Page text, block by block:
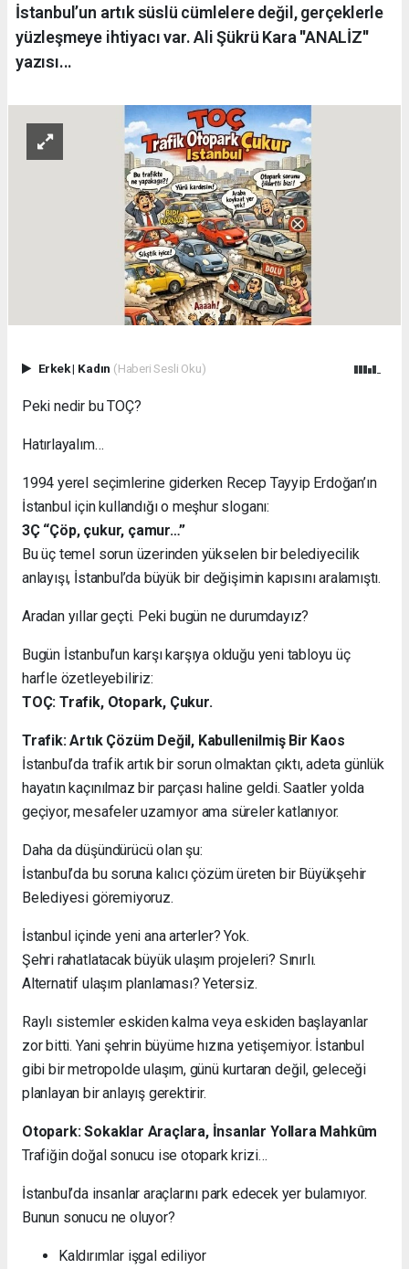
İstanbul’un artık süslü cümlelere değil, gerçeklerle
yüzleşmeye ihtiyacı var. Ali Şükrü Kara ''ANALİZ''
yazısı...
Erkek| Kadın (Haberi Sesli Oku)
Peki nedir bu TOÇ?
Hatırlayalım…
1994 yerel seçimlerine giderken Recep Tayyip Erdoğan’ın
İstanbul için kullandığı o meşhur sloganı:
3Ç “Çöp, çukur, çamur…”
Bu üç temel sorun üzerinden yükselen bir belediyecilik
anlayışı, İstanbul’da büyük bir değişimin kapısını aralamıştı.
Aradan yıllar geçti. Peki bugün ne durumdayız?
Bugün İstanbul’un karşı karşıya olduğu yeni tabloyu üç
harfle özetleyebiliriz:
TOÇ: Trafik, Otopark, Çukur.
Trafik: Artık Çözüm Değil, Kabullenilmiş Bir Kaos
İstanbul’da trafik artık bir sorun olmaktan çıktı, adeta günlük
hayatın kaçınılmaz bir parçası haline geldi. Saatler yolda
geçiyor, mesafeler uzamıyor ama süreler katlanıyor.
Daha da düşündürücü olan şu:
İstanbul’da bu soruna kalıcı çözüm üreten bir Büyükşehir
Belediyesi göremiyoruz.
İstanbul içinde yeni ana arterler? Yok.
Şehri rahatlatacak büyük ulaşım projeleri? Sınırlı.
Alternatif ulaşım planlaması? Yetersiz.
Raylı sistemler eskiden kalma veya eskiden başlayanlar
zor bitti. Yani şehrin büyüme hızına yetişemiyor. İstanbul
gibi bir metropolde ulaşım, günü kurtaran değil, geleceği
planlayan bir anlayış gerektirir.
Otopark: Sokaklar Araçlara, İnsanlar Yollara Mahkûm
Trafiğin doğal sonucu ise otopark krizi…
İstanbul’da insanlar araçlarını park edecek yer bulamıyor.
Bunun sonucu ne oluyor?
Kaldırımlar işgal ediliyor